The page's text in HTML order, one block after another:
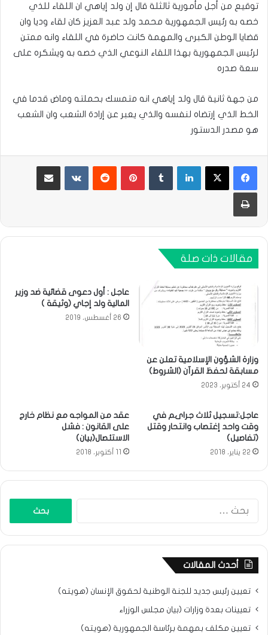
توقيع من أجل مأمورية ثالثلة قال إن ولد إياهي ان اللقاء للذي
خصه به رئيس الجمهورية محمد ولد عبد العزيز كان لقاء وديا وان
قضايا الوطن الكبرى والمهمة كانت حاضرة في اللقاء وانه ممتن
لرئيس الجمهورية بهذا اللقاء النوعي الذي خصه به ويشكره على
سعة صدره
من جهة ثانية قال ولد إياهي انه متمسك بحملته وماض قدما في
الخط الذي إرتضاه لنفسه والذي يعبر عن إرادة الشعب وان الشعب
هو مصدر الدستور
لينكدإن بينتيريست مشاركة عبر البريد
طباعة
مقالات ذات صلة
وزارة الشؤون الإسلامية تعلن عن
مسابقة لحفظ القرآن (الشروط)
24 أكتوبر، 2023
عاجل : أول دعوى قضائية ضد وزير
المالية ولد إجاي (وثيقة )
26 أغسطس، 2019
عاجل:تسجيل ثلاث جراىم في
وقت واحد إغتصاب وانتحار وقتل
(تفاصيل)
22 يناير، 2018
عقد من المواجه مع نظام خارج
على القانون : فشل
الاستئصال(بيان)
11 أكتوبر، 2018
أحدث المقالات
تعيين رئيس جديد للجنة الوطنية لحقوق الإنسان (هويته)
تعيينات بعدة وزارات (بيان مجلس الوزراء
تعيين مكلف بمهمة برئاسة الجمهورية (هويته)